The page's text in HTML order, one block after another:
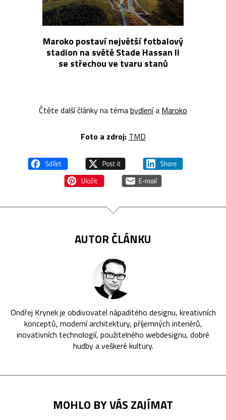
Maroko postaví největší fotbalový
stadion na světě Stade Hassan II
se střechou ve tvaru stanů
Čtěte další články na témabydlenía Maroko
Foto a zdroj: TMD
AUTOR ČLÁNKU
Ondřej Krynek je obdivovatel nápaditého designu, kreativních
konceptů, moderní architektury, příjemných interiérů,
inovativních technologií, použitelného webdesignu, dobré
hudby a veškeré kultury.
MOHLO BY VÁS ZAJÍMAT